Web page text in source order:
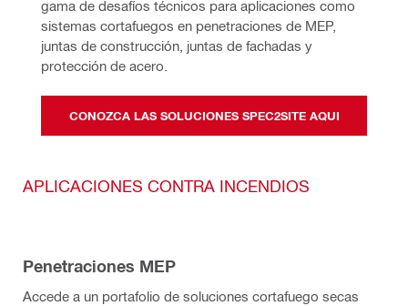
gama de desafíos técnicos para aplicaciones como
sistemas cortafuegos en penetraciones de MEP,
juntas de construcción, juntas de fachadas y
protección de acero.
CONOZCA LAS SOLUCIONES SPEC2SITE AQUI
APLICACIONES CONTRA INCENDIOS
Penetraciones MEP
Accede a un portafolio de soluciones cortafuego secas